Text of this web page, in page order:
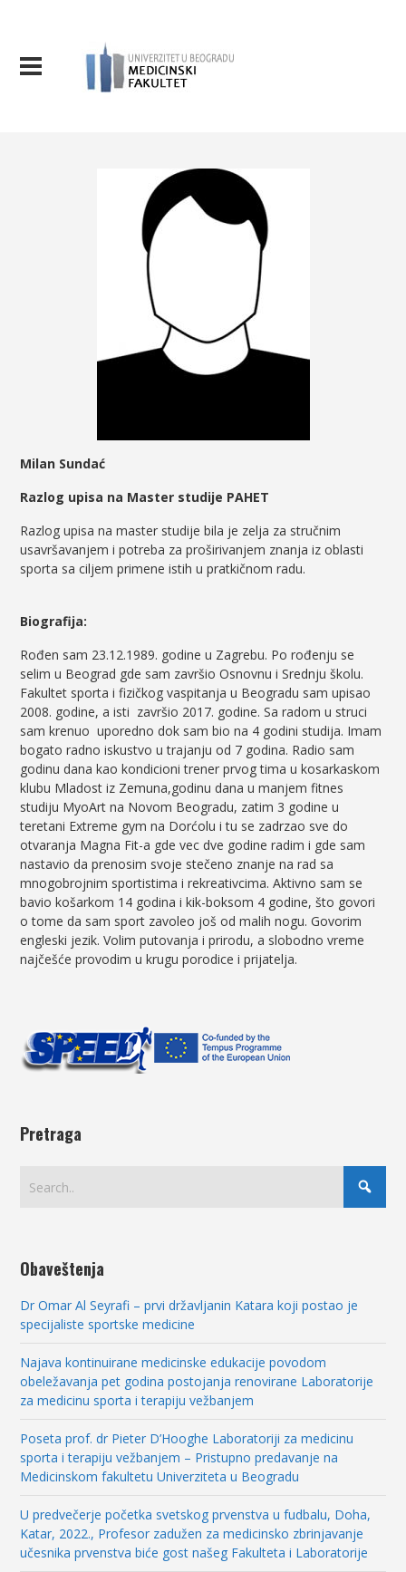
Milan Sundać
Razlog upisa na Master studije PAHET
Razlog upisa na master studije bila je zelja za stručnim
usavršavanjem i potreba za proširivanjem znanja iz oblasti
sporta sa ciljem primene istih u pratkičnom radu.
Biografija:
Rođen sam 23.12.1989. godine u Zagrebu. Po rođenju se
selim u Beograd gde sam završio Osnovnu i Srednju školu.
Fakultet sporta i fizičkog vaspitanja u Beogradu sam upisao
2008. godine, a isti završio 2017. godine. Sa radom u struci
sam krenuo uporedno dok sam bio na 4 godini studija. Imam
bogato radno iskustvo u trajanju od 7 godina. Radio sam
godinu dana kao kondicioni trener prvog tima u kosarkaskom
klubu Mladost iz Zemuna,godinu dana u manjem fitnes
studiju MyoArt na Novom Beogradu, zatim 3 godine u
teretani Extreme gym na Dorćolu i tu se zadrzao sve do
otvaranja Magna Fit-a gde vec dve godine radim i gde sam
nastavio da prenosim svoje stečeno znanje na rad sa
mnogobrojnim sportistima i rekreativcima. Aktivno sam se
bavio košarkom 14 godina i kik-boksom 4 godine, što govori
o tome da sam sport zavoleo još od malih nogu. Govorim
engleski jezik. Volim putovanja i prirodu, a slobodno vreme
najčešće provodim u krugu porodice i prijatelja.
Pretraga
Obaveštenja
Dr Omar Al Seyrafi – prvi državljanin Katara koji postao je
specijaliste sportske medicine
Najava kontinuirane medicinske edukacije povodom
obeležavanja pet godina postojanja renovirane Laboratorije
za medicinu sporta i terapiju vežbanjem
Poseta prof. dr Pieter D’Hooghe Laboratoriji za medicinu
sporta i terapiju vežbanjem – Pristupno predavanje na
Medicinskom fakultetu Univerziteta u Beogradu
U predvečerje početka svetskog prvenstva u fudbalu, Doha,
Katar, 2022., Profesor zadužen za medicinsko zbrinjavanje
učesnika prvenstva biće gost našeg Fakulteta i Laboratorije